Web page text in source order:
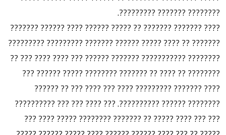
???????? ??????? ?????????.
???? ??????? ??????? ?? ????? ?????? ???? ?????? ???????
??????? ?? ???? ????? ?????? ??????? ????????? ?????????
???????? ??????????? ??????? ?????? ??? ???? ???? ??? ??
???????? ?? ???? ?? ??????? ???????? ????? ?????? ???
???? ??????? ????????? ???? ??? ???? ??? ?? ??????
???????? ?????? ??????????. ??? ???? ??? ??? ??????????
??? ??? ???? ????? ?? ??????? ???????? ????? ???? ???